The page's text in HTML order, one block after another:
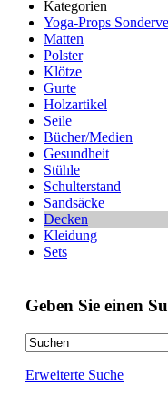
Kategorien
Yoga-Props
Matten
Polster
Klötze
Gurte
Holzartikel
Seile
Bücher/Medien
Gesundheit
Stühle
Schulterstand
Sandsäcke
Decken
Kleidung
Sets
Geben Sie einen
Erweiterte Suche